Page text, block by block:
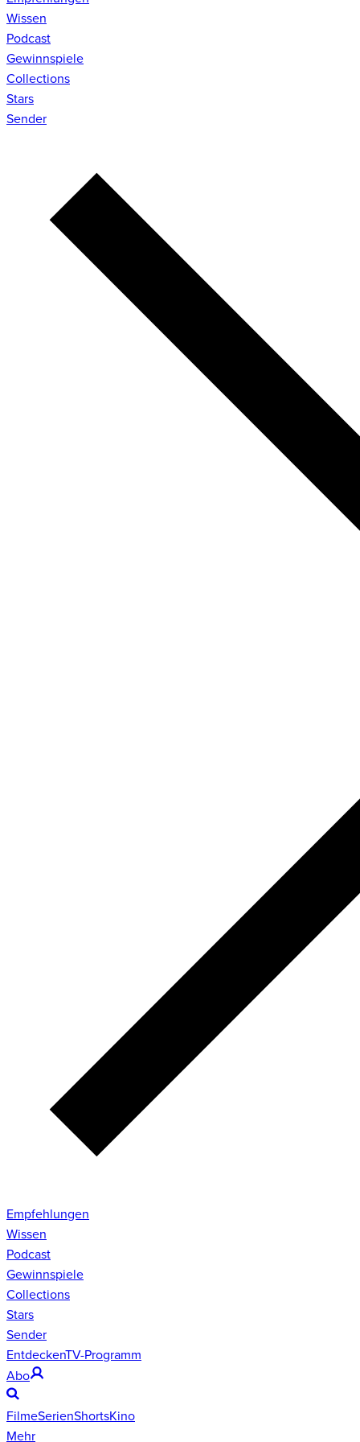
Wissen
Podcast
Gewinnspiele
Collections
Stars
Sender
Empfehlungen
Wissen
Podcast
Gewinnspiele
Collections
Stars
Sender
EntdeckenTV-Programm
Abo
FilmeSerienShortsKino
Mehr